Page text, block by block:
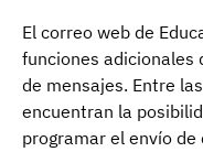
El correo web de
funciones adicionales
de mensajes. Entre
encuentran la
programar el envío